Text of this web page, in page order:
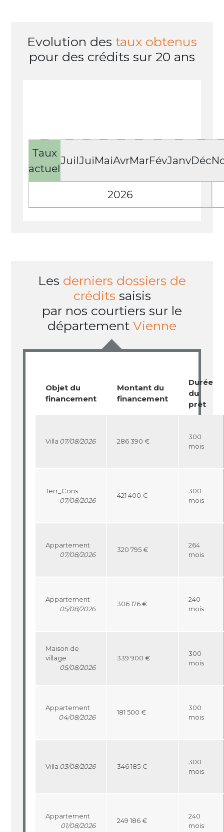
Evolution des taux obtenus
pour des crédits sur 20 ans
Taux
actuel
JuilJuiMaiAvrMarFévJanvDéc
2026
Les derniers dossiers de
crédits saisis
par nos courtiers sur le
département Vienne
Objet du
financement
Montant du
financement
Durée
du
prêt
Villa 07/08/2026 286 390 €
300
mois
Terr_Cons
07/08/2026
421 400 €
300
mois
Appartement
07/08/2026
320 795 €
264
mois
Appartement
05/08/2026
306 176 €
240
mois
Maison de
village
05/08/2026
339 900 €
300
mois
Appartement
04/08/2026
181 500 €
300
mois
Villa 03/08/2026 346 185 €
300
mois
Appartement
01/08/2026
249 186 €
240
mois